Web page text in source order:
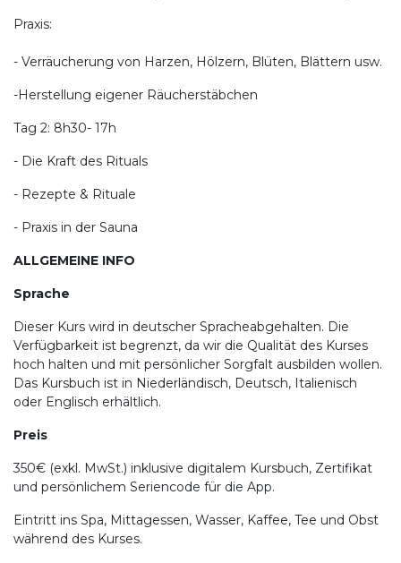
Praxis:
- Verräucherung von Harzen, Hölzern, Blüten, Blättern usw.
-Herstellung eigener Räucherstäbchen
Tag 2: 8h30- 17h
- Die Kraft des Rituals
- Rezepte & Rituale
- Praxis in der Sauna
ALLGEMEINE INFO
Sprache
Dieser Kurs wird in deutscher Spracheabgehalten. Die
Verfügbarkeit ist begrenzt, da wir die Qualität des Kurses
hoch halten und mit persönlicher Sorgfalt ausbilden wollen.
Das Kursbuch ist in Niederländisch, Deutsch, Italienisch
oder Englisch erhältlich.
Preis
350€ (exkl. MwSt.) inklusive digitalem Kursbuch, Zertifikat
und persönlichem Seriencode für die App.
Eintritt ins Spa, Mittagessen, Wasser, Kaffee, Tee und Obst
während des Kurses.